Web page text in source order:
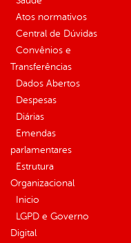
Atos normativos
Central de Dúvidas
Convênios e
Transferências
Dados Abertos
Despesas
Diárias
Emendas
parlamentares
Estrutura
Organizacional
Inicio
LGPD e Governo
Digital